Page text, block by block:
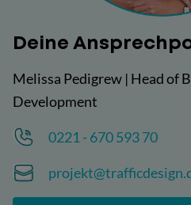
n
n
i
s
Deine
Melissa Pedigrew | Head of
Development
0221 - 670 593 70